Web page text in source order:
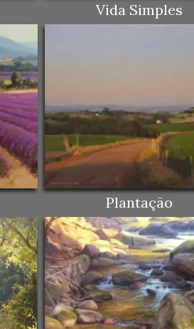
Vida Simples
Plantação